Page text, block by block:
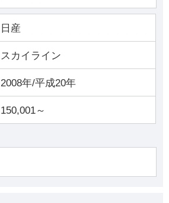
日産
スカイライン
2008年/平成20年
150,001～